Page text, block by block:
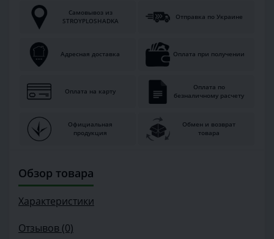
Самовывоз из
STROYPLOSHADKA
Отправка по Украине
Адресная доставка Оплата при получении
Оплата на карту
Оплата по
безналичному расчету
Официальная
продукция
Обмен и возврат
товара
Обзор товара
Характеристики
Отзывов (0)